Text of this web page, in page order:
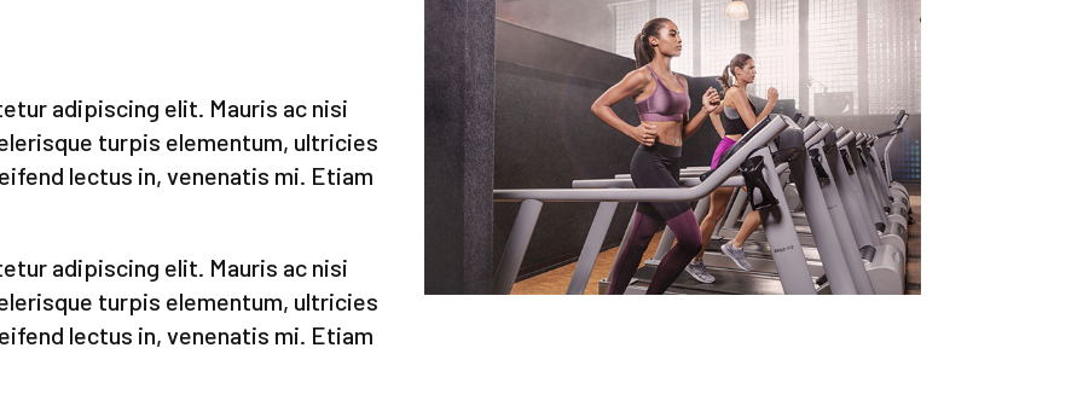
adipiscing elit. Mauris ac nisi
turpis elementum, ultricies
lectus in, venenatis mi. Etiam
adipiscing elit. Mauris ac nisi
turpis elementum, ultricies
lectus in, venenatis mi. Etiam